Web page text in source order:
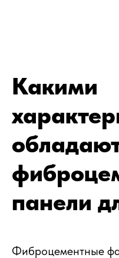
Какими
панели
Фиброцементные